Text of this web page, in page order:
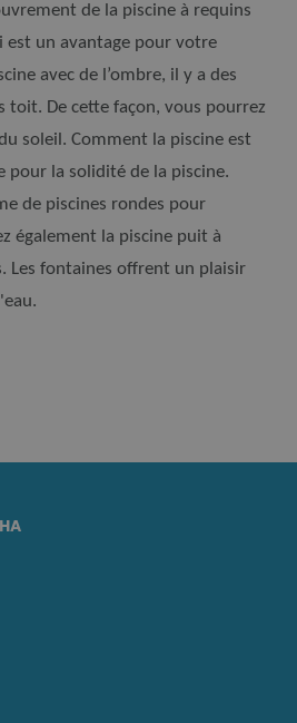
de la piscine à requins
est un avantage pour votre
avec de l’ombre, il y a des
toit. De cette façon, vous pourrez
soleil. Comment la piscine est
pour la solidité de la piscine.
de piscines rondes pour
également la piscine puit à
Les fontaines offrent un plaisir